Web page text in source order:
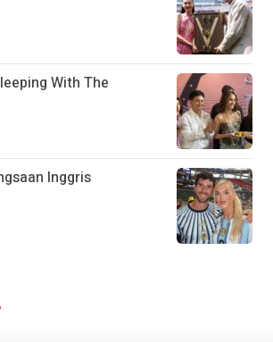
With The
Inggris